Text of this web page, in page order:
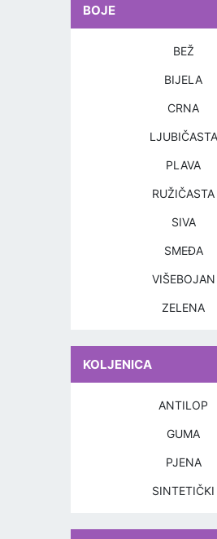
BOJE
BEŽ
BIJELA
CRNA
LJUBIČASTA
PLAVA
RUŽIČASTA
SIVA
SMEĐA
VIŠEBOJAN
ZELENA
KOLJENICA
ANTILOP
GUMA
PJENA
SINTETIČKI